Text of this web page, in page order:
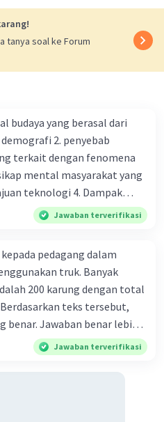
tanya soal ke Forum
budaya yang berasal dari
2. penyebab
terkait dengan fenomena
mental masyarakat yang
teknologi 4. Dampak
sosial masyarakat 5.
ekonomi yang menunjukkan
dan pendidikan
7. Konsep mengenai
seringkali mengalami
kesalahan tersebut
adalah mengikuti... 8.
kearifan lokal di wilayah
Jawaban terverifikasi
pedagang dalam
truk. Banyak
200 karung dengan total
teks tersebut,
benar. Jawaban benar lebih
kemasan 25 kg adalah 50
50 kg adalah 150
Jawaban terverifikasi